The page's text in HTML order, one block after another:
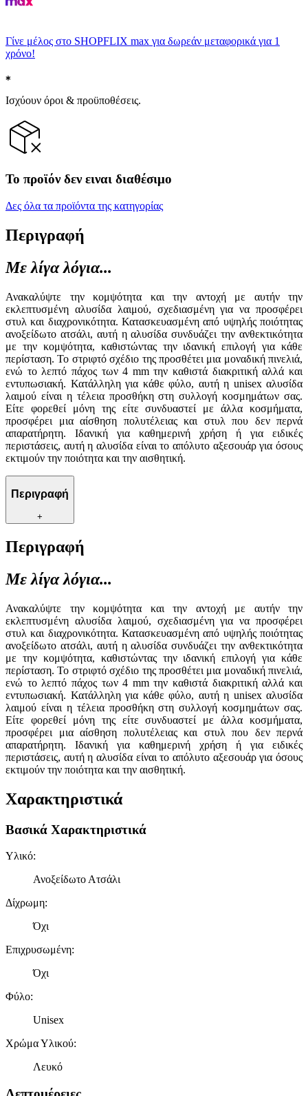
Γίνε μέλος στο SHOPFLIX max για δωρεάν μεταφορικά για 1
χρόνο!
Ισχύουν όροι & προϋποθέσεις.
Το προϊόν δεν ειναι διαθέσιμο
Δες όλα τα προϊόντα της κατηγορίας
Περιγραφή
Με λίγα λόγια...
Ανακαλύψτε την κομψότητα και την αντοχή με αυτήν την
εκλεπτυσμένη αλυσίδα λαιμού, σχεδιασμένη για να προσφέρει
στυλ και διαχρονικότητα. Κατασκευασμένη από υψηλής ποιότητας
ανοξείδωτο ατσάλι, αυτή η αλυσίδα συνδυάζει την ανθεκτικότητα
με την κομψότητα, καθιστώντας την ιδανική επιλογή για κάθε
περίσταση. Το στριφτό σχέδιο της προσθέτει μια μοναδική πινελιά,
ενώ το λεπτό πάχος των 4 mm την καθιστά διακριτική αλλά και
εντυπωσιακή. Κατάλληλη για κάθε φύλο, αυτή η unisex αλυσίδα
λαιμού είναι η τέλεια προσθήκη στη συλλογή κοσμημάτων σας.
Είτε φορεθεί μόνη της είτε συνδυαστεί με άλλα κοσμήματα,
προσφέρει μια αίσθηση πολυτέλειας και στυλ που δεν περνά
απαρατήρητη. Ιδανική για καθημερινή χρήση ή για ειδικές
περιστάσεις, αυτή η αλυσίδα είναι το απόλυτο αξεσουάρ για όσους
εκτιμούν την ποιότητα και την αισθητική.
Περιγραφή
+
Περιγραφή
Με λίγα λόγια...
Ανακαλύψτε την κομψότητα και την αντοχή με αυτήν την
εκλεπτυσμένη αλυσίδα λαιμού, σχεδιασμένη για να προσφέρει
στυλ και διαχρονικότητα. Κατασκευασμένη από υψηλής ποιότητας
ανοξείδωτο ατσάλι, αυτή η αλυσίδα συνδυάζει την ανθεκτικότητα
με την κομψότητα, καθιστώντας την ιδανική επιλογή για κάθε
περίσταση. Το στριφτό σχέδιο της προσθέτει μια μοναδική πινελιά,
ενώ το λεπτό πάχος των 4 mm την καθιστά διακριτική αλλά και
εντυπωσιακή. Κατάλληλη για κάθε φύλο, αυτή η unisex αλυσίδα
λαιμού είναι η τέλεια προσθήκη στη συλλογή κοσμημάτων σας.
Είτε φορεθεί μόνη της είτε συνδυαστεί με άλλα κοσμήματα,
προσφέρει μια αίσθηση πολυτέλειας και στυλ που δεν περνά
απαρατήρητη. Ιδανική για καθημερινή χρήση ή για ειδικές
περιστάσεις, αυτή η αλυσίδα είναι το απόλυτο αξεσουάρ για όσους
εκτιμούν την ποιότητα και την αισθητική.
Χαρακτηριστικά
Βασικά Χαρακτηριστικά
Υλικό:
Ανοξείδωτο Ατσάλι
Δίχρωμη:
Όχι
Επιχρυσωμένη:
Όχι
Φύλο:
Unisex
Χρώμα Υλικού:
Λευκό